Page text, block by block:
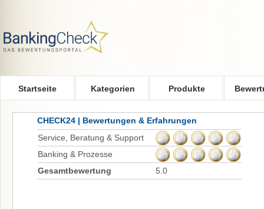
Startseite Kategorien Produkte
CHECK24 | Bewertungen & Erfahrungen
Service, Beratung & Support
Banking & Prozesse
Gesamtbewertung
5.0